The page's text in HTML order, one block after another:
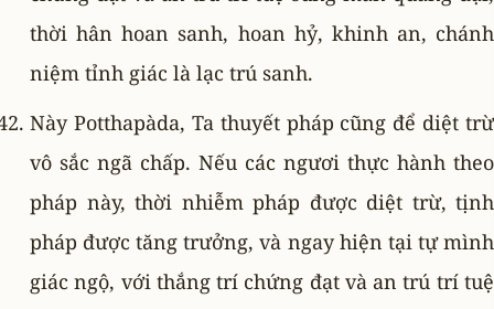
thời hân hoan sanh, hoan hỷ, khinh an, chánh
niệm tỉnh giác là lạc trú sanh.
Này Potthapàda, Ta thuyết pháp cũng để diệt trừ
vô sắc ngã chấp. Nếu các ngươi thực hành theo
pháp này, thời nhiễm pháp được diệt trừ, tịnh
pháp được tăng trưởng, và ngay hiện tại tự mình
giác ngộ, với thắng trí chứng đạt và an trú trí tuệ